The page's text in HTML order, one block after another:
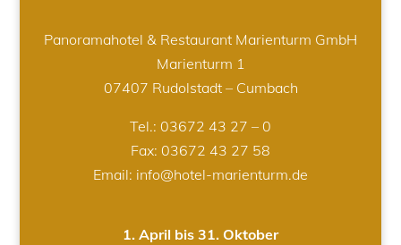
Panoramahotel & Restaurant Marienturm GmbH
Marienturm 1
07407 Rudolstadt – Cumbach
Tel.: 03672 43 27 – 0
Fax: 03672 43 27 58
Email: info@hotel-marienturm.de
1. April bis 31. Oktober